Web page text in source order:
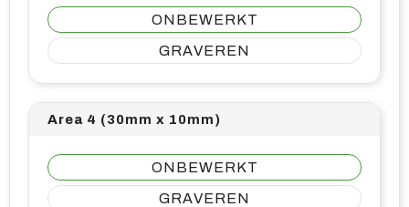
ONBEWERKT
GRAVEREN
Area 4 (30mm x 10mm)
ONBEWERKT
GRAVEREN